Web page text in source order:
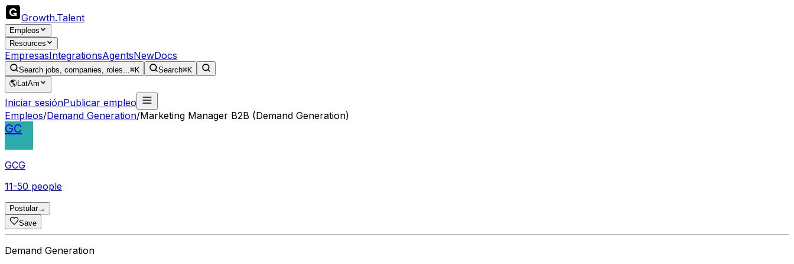
Growth.Talent
Empleos
Resources
EmpresasIntegrationsAgentsNewDocs
Search jobs, companies, roles...⌘K Search⌘K
🌎LatAm
Iniciar sesiónPublicar empleo
Empleos/Demand Generation/Marketing Manager B2B (Demand Generation)
GC
GCG
11-50 people
Postular→
Save
Demand Generation